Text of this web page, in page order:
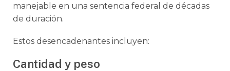
manejable en una sentencia federal de décadas
de duración.
Estos desencadenantes incluyen:
Cantidad y peso